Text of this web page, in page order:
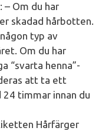
– Om du har
skadad hårbotten.
typ av
Om du har
“svarta henna”-
att ta ett
timmar innan du
Hårfärger